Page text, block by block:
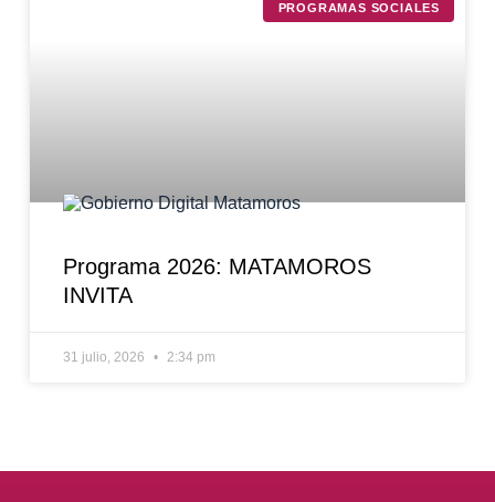
PROGRAMAS SOCIALES
Programa 2026: MATAMOROS
INVITA
31 julio, 2026 2:34 pm